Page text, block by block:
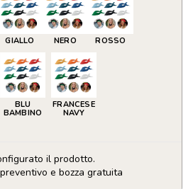
GIALLO NERO ROSSO
BLU
BAMBINO
FRANCESE
NAVY
il prodotto.
e bozza gratuita